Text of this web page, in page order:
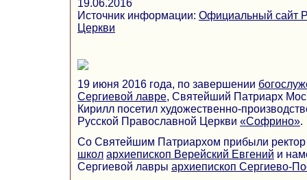
19.06.2016
Источник информации: Официальный сайт
Церкви
19 июня 2016 года, по завершении
Сергиевой лавре, Святейший Патриарх
Кирилл посетил художественно-
Русской Православной Церкви «Софрино».
Со Святейшим Патриархом прибыли
школ архиепископ Верейский Евгений и
Сергиевой лавры архиепископ Сергиево-